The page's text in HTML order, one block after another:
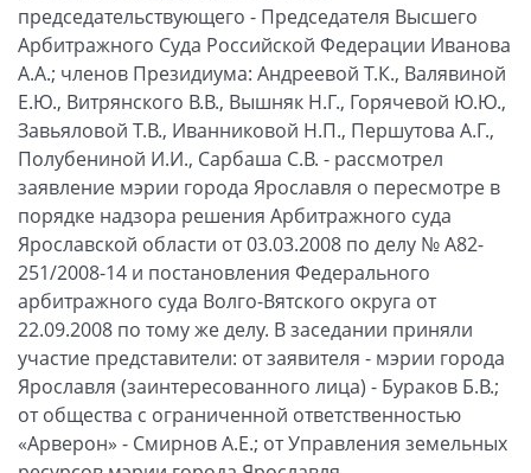
председательствующего - Председателя Высшего
Арбитраж­ного Суда Российской Федерации Иванова
А.А.; членов Президиума: Андреевой Т.К., Валявиной
Е.Ю., Витрянского В.В., Вышняк Н.Г., Горячевой Ю.Ю.,
Завьяловой Т.В., Иванниковой Н.П., Першутова А.Г.,
Полубениной И.И., Сарбаша С.В. - рассмотрел
заявление мэрии города Ярославля о пересмотре в
порядке надзора решения Арбитражного суда
Ярославской области от 03.03.2008 по делу № А82-
251/2008-14 и постановления Федерального
арбитражного суда Волго-Вятского округа от
22.09.2008 по тому же делу. В заседании приняли
участие представители: от заявителя - мэрии города
Ярославля (заинтересованного лица) - Бураков Б.В.;
от общества с ограниченной ответственностью
«Арверон» - Смирнов А.Е.; от Управления земельных